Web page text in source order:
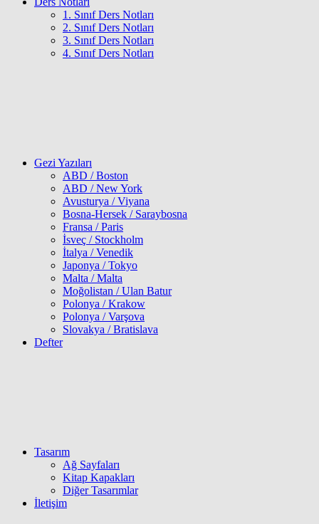
1. Sınıf Ders Notları
2. Sınıf Ders Notları
3. Sınıf Ders Notları
4. Sınıf Ders Notları
Gezi Yazıları
ABD / Boston
ABD / New York
Avusturya / Viyana
Bosna-Hersek / Saraybosna
Fransa / Paris
İsveç / Stockholm
İtalya / Venedik
Japonya / Tokyo
Malta / Malta
Moğolistan / Ulan Batur
Polonya / Krakow
Polonya / Varşova
Slovakya / Bratislava
Defter
Tasarım
Ağ Sayfaları
Kitap Kapakları
Diğer Tasarımlar
İletişim